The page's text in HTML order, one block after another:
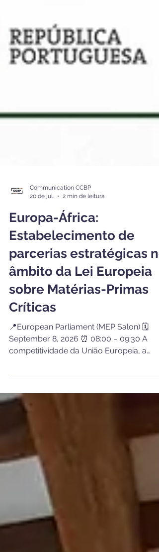
Communication CCBP
20 de jul.
2 min de leitura
Europa-África:
Estabelecimento de
parcerias estratégicas no
âmbito da Lei Europeia
sobre Matérias-Primas
Críticas
📍European Parliament (MEP Salon) 🗓️
limpa e as capacidades de defesa
dependem cada vez mais de um acesso
críticas. Para fazer face aos crescentes
excessiva de um número limitado de
fornecedores, a União Europeia adotou a
Lei das Matérias-Primas Críticas (CRMA)
em 2024. A lei estabel